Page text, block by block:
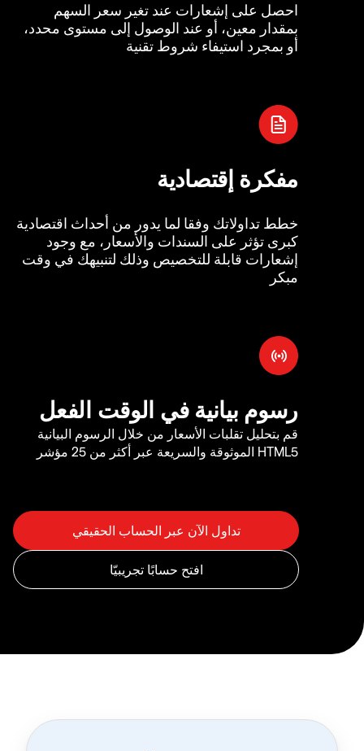
احصل على إشعارات عند تغير سعر السهم
بمقدار معين، أو عند الوصول إلى مستوى محدد،
أو بمجرد استيفاء شروط تقنية
مفكرة إقتصادية
خطط تداولاتك وفقا لما يدور من أحداث اقتصادية
كبرى تؤثر على السندات والأسعار، مع وجود
إشعارات قابلة للتخصيص وذلك لتنبيهك في وقت
مبكر
رسوم بيانية في الوقت الفعل
قم بتحليل تقلبات الأسعار من خلال الرسوم البيانية
HTML5 الموثوقة والسريعة عبر أكثر من 25 مؤشر